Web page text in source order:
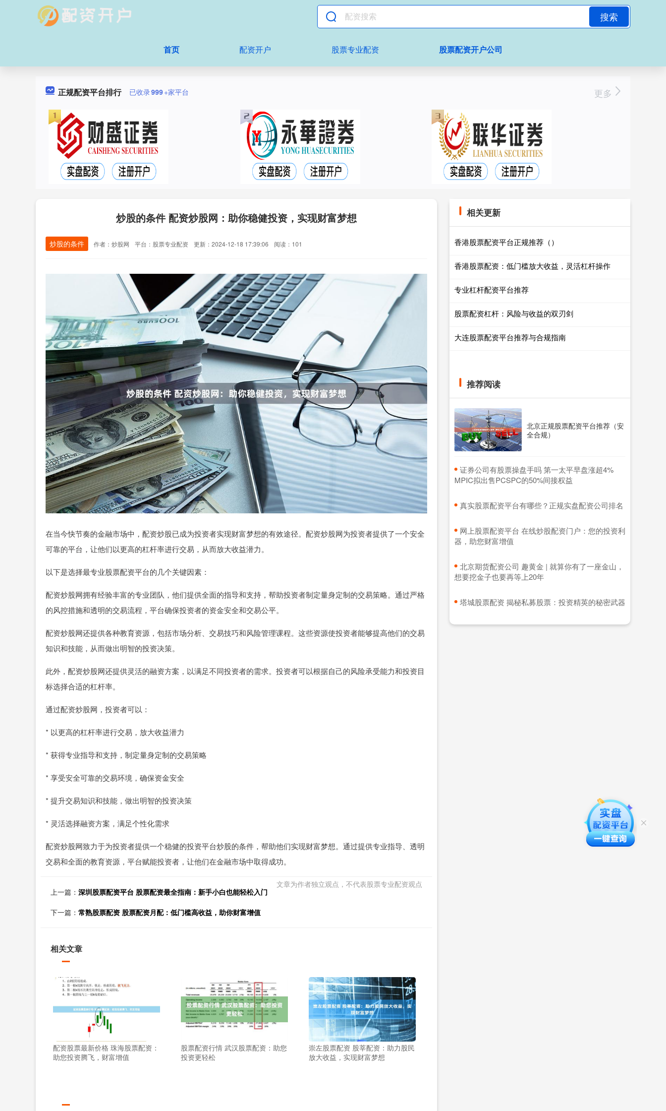
搜索
首页 配资开户 股票专业配资 股票配资开户公司
正规配资平台排行 已收录999+家平台 更多
炒股的条件 配资炒股网：助你稳健投资，实现财富梦想
炒股的条件 作者：炒股网 平台：股票专业配资 更新：2024-12-18 17:39:06 阅读：101
在当今快节奏的金融市场中，配资炒股已成为投资者实现财富梦想的有效途径。配资炒股网为投资者提供了一个安全
可靠的平台，让他们以更高的杠杆率进行交易，从而放大收益潜力。
以下是选择最专业股票配资平台的几个关键因素：
配资炒股网拥有经验丰富的专业团队，他们提供全面的指导和支持，帮助投资者制定量身定制的交易策略。通过严格
的风控措施和透明的交易流程，平台确保投资者的资金安全和交易公平。
配资炒股网还提供各种教育资源，包括市场分析、交易技巧和风险管理课程。这些资源使投资者能够提高他们的交易
知识和技能，从而做出明智的投资决策。
此外，配资炒股网还提供灵活的融资方案，以满足不同投资者的需求。投资者可以根据自己的风险承受能力和投资目
标选择合适的杠杆率。
通过配资炒股网，投资者可以：
* 以更高的杠杆率进行交易，放大收益潜力
* 获得专业指导和支持，制定量身定制的交易策略
* 享受安全可靠的交易环境，确保资金安全
* 提升交易知识和技能，做出明智的投资决策
* 灵活选择融资方案，满足个性化需求
配资炒股网致力于为投资者提供一个稳健的投资平台炒股的条件，帮助他们实现财富梦想。通过提供专业指导、透明
交易和全面的教育资源，平台赋能投资者，让他们在金融市场中取得成功。
文章为作者独立观点，不代表股票专业配资观点
上一篇： 深圳股票配资平台 股票配资最全指南：新手小白也能轻松入门
下一篇： 常熟股票配资 股票配资月配：低门槛高收益，助你财富增值
相关文章
配资股票最新价格 珠海股票配资：
助您投资腾飞，财富增值
股票配资行情 武汉股票配资：助您
投资更轻松
崇左股票配资 股莘配资：助力股民
放大收益，实现财富梦想
相关更新
香港股票配资平台正规推荐（）
香港股票配资：低门槛放大收益，灵活杠杆操作
专业杠杆配资平台推荐
股票配资杠杆：风险与收益的双刃剑
大连股票配资平台推荐与合规指南
推荐阅读
北京正规股票配资平台推荐（安
全合规）
​证券公司有股票操盘手吗 第一太平早盘涨超4%
MPIC拟出售PCSPC的50%间接权益
​真实股票配资平台有哪些？正规实盘配资公司排名
​网上股票配资平台 在线炒股配资门户：您的投资利
器，助您财富增值
​北京期货配资公司 趣黄金 | 就算你有了一座金山，
想要挖金子也要再等上20年
​塔城股票配资 揭秘私募股票：投资精英的秘密武器